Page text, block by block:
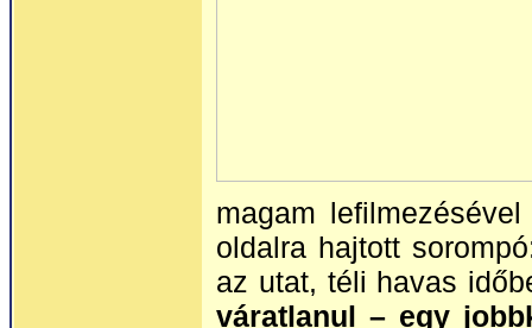
magam
oldalra hajtott
az utat, téli havas
váratlanul – egy